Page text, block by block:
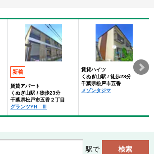
新着
賃貸アパート
くぬぎ山駅 / 徒歩23分
千葉県松戸市五香２丁目
グランツYH Ⅲ
賃貸ハイツ
くぬぎ山駅 / 徒歩28分
千葉県松戸市五香
メゾンタジマ
駅で